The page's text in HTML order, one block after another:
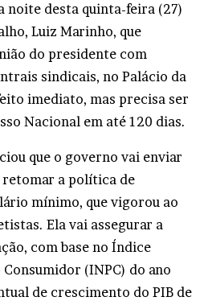
noite desta quinta-feira (27)
Luiz Marinho, que
do presidente com
sindicais, no Palácio da
imediato, mas precisa ser
Nacional em até 120 dias.
que o governo vai enviar
a política de
mínimo, que vigorou ao
Ela vai assegurar a
com base no Índice
(INPC) do ano
de crescimento do PIB de